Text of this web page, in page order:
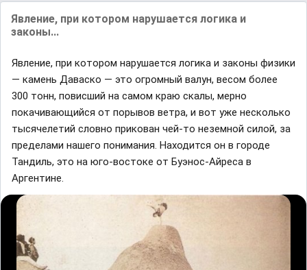
Явление, при котором нарушается логика и
законы...
Явление, при котором нарушается логика и законы физики
— камень Даваско — это огромный валун, весом более
300 тонн, повисший на самом краю скалы, мерно
покачивающийся от порывов ветра, и вот уже несколько
тысячелетий словно прикован чей-то неземной силой, за
пределами нашего понимания. Находится он в городе
Тандиль, это на юго-востоке от Буэнос-Айреса в
Аргентине.